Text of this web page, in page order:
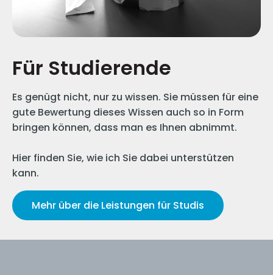
Für Studierende
Es genügt nicht, nur zu wissen. Sie müssen für eine
gute Bewertung dieses Wissen auch so in Form
bringen können, dass man es Ihnen abnimmt.​
Hier finden Sie, wie ich Sie dabei unterstützen
kann.
Mehr über die Leistungen für Studis